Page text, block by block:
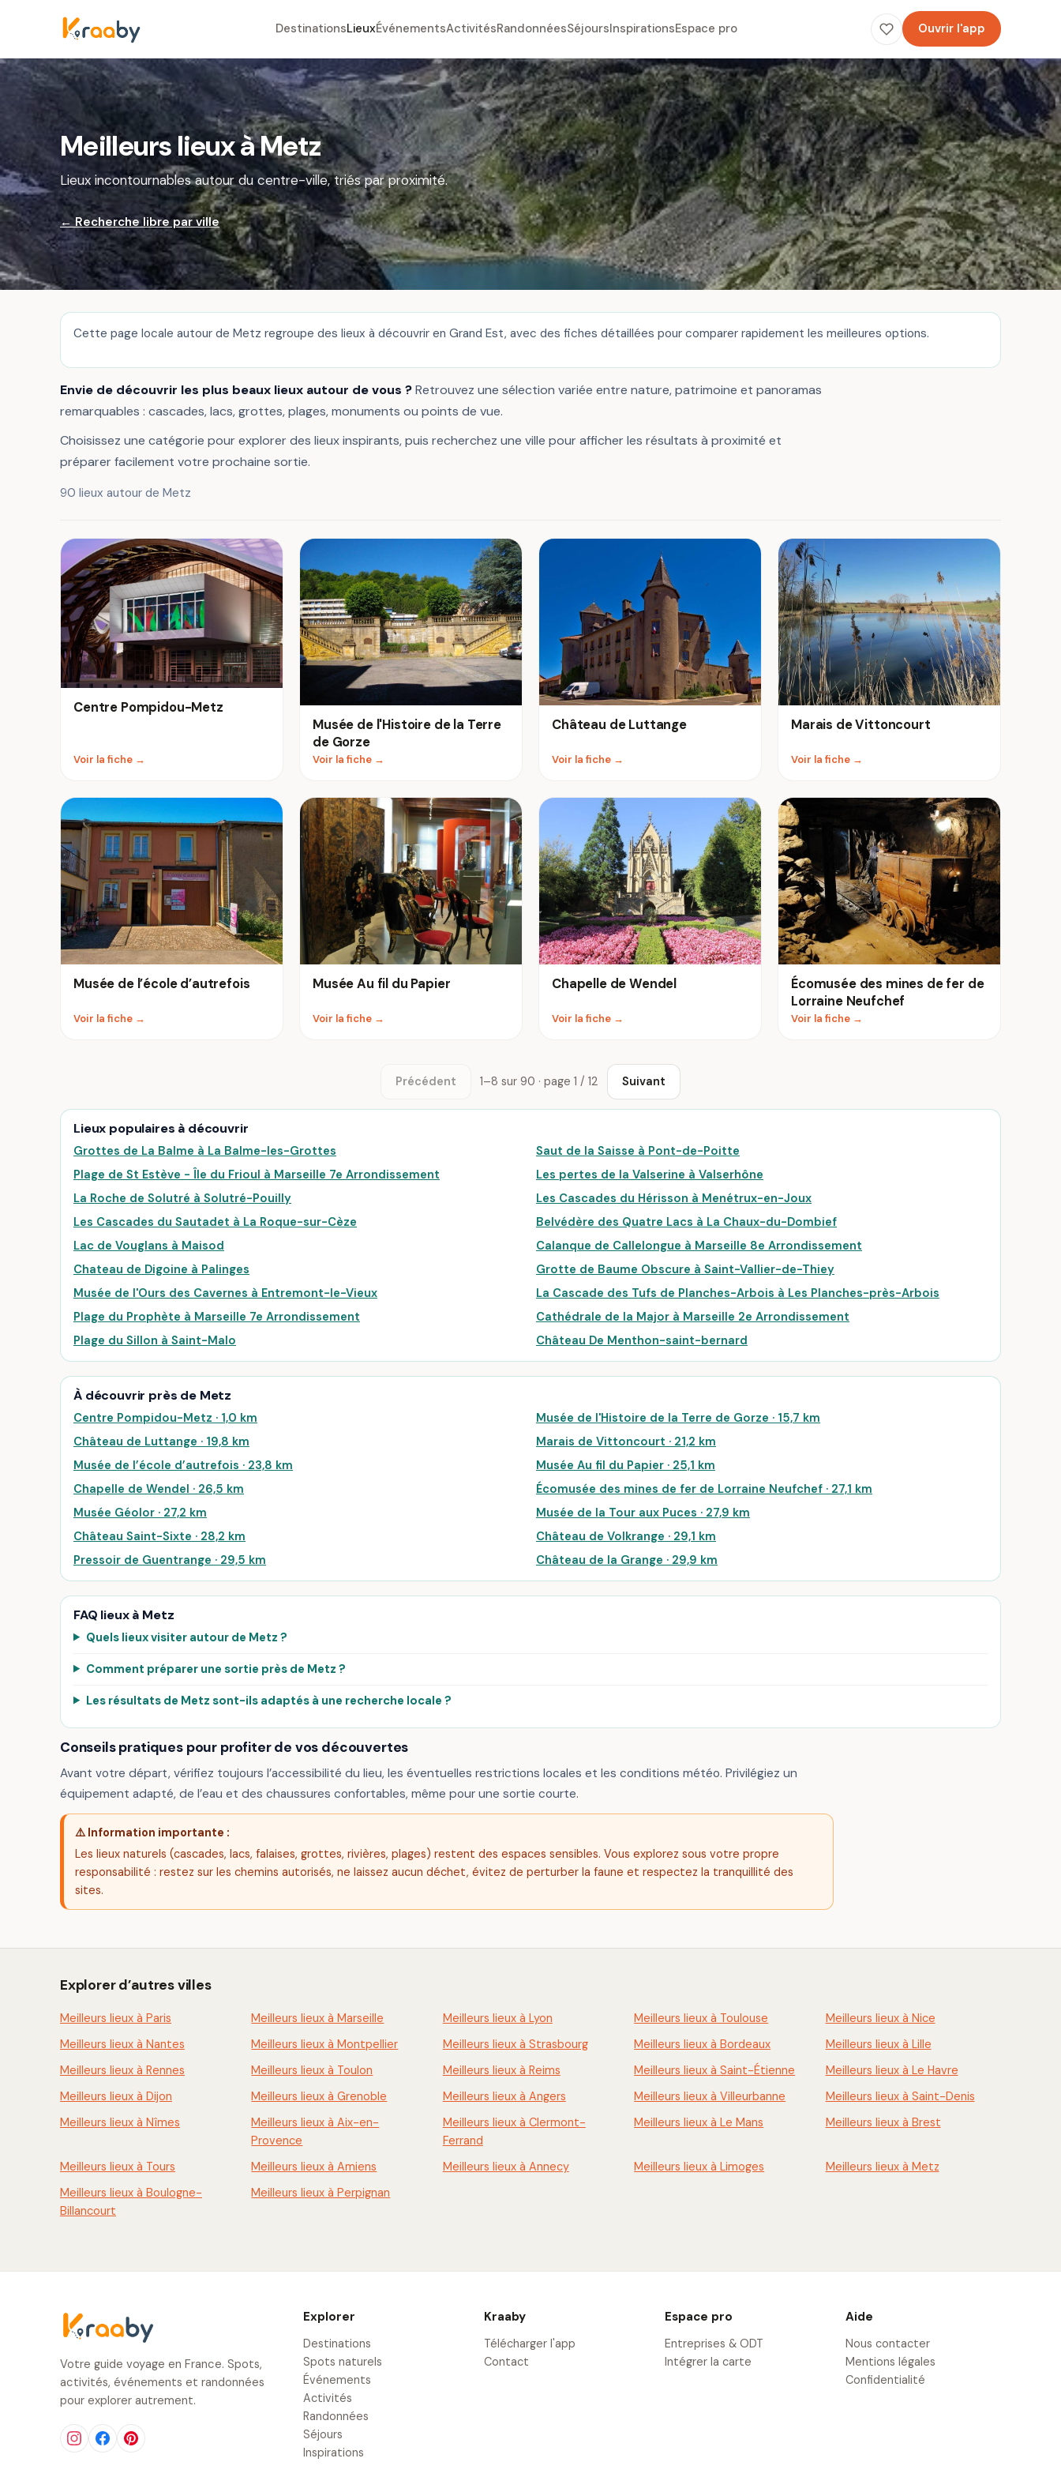
DestinationsLieuxÉvénementsActivitésRandonnéesSéjoursInspirationsEspace pro Ouvrir l'app
Meilleurs lieux à Metz
Lieux incontournables autour du centre-ville, triés par proximité.
← Recherche libre par ville
Cette page locale autour de Metz regroupe des lieux à découvrir en Grand Est, avec des fiches détaillées pour comparer rapidement les meilleures options.
Envie de découvrir les plus beaux lieux autour de vous ?Retrouvez une sélection variée entre nature, patrimoine et panoramas
remarquables : cascades, lacs, grottes, plages, monuments ou points de vue.
Choisissez une catégorie pour explorer des lieux inspirants, puis recherchez une ville pour afficher les résultats à proximité et
préparer facilement votre prochaine sortie.
90 lieux autour de Metz
Centre Pompidou-Metz
Voir la fiche →
Musée de l'Histoire de la Terre
de Gorze
Voir la fiche →
Château de Luttange
Voir la fiche →
Marais de Vittoncourt
Voir la fiche →
Musée de l’école d’autrefois
Voir la fiche →
Musée Au fil du Papier
Voir la fiche →
Chapelle de Wendel
Voir la fiche →
Écomusée des mines de fer de
Lorraine Neufchef
Voir la fiche →
Précédent 1–8 sur 90 · page 1 / 12 Suivant
Lieux populaires à découvrir
Grottes de La Balme à La Balme-les-Grottes
Saut de la Saisse à Pont-de-Poitte
Plage de St Estève - Île du Frioul à Marseille 7e Arrondissement
Les pertes de la Valserine à Valserhône
La Roche de Solutré à Solutré-Pouilly
Les Cascades du Hérisson à Menétrux-en-Joux
Les Cascades du Sautadet à La Roque-sur-Cèze
Belvédère des Quatre Lacs à La Chaux-du-Dombief
Lac de Vouglans à Maisod
Calanque de Callelongue à Marseille 8e Arrondissement
Chateau de Digoine à Palinges
Grotte de Baume Obscure à Saint-Vallier-de-Thiey
Musée de l'Ours des Cavernes à Entremont-le-Vieux
La Cascade des Tufs de Planches-Arbois à Les Planches-près-Arbois
Plage du Prophète à Marseille 7e Arrondissement
Cathédrale de la Major à Marseille 2e Arrondissement
Plage du Sillon à Saint-Malo
Château De Menthon-saint-bernard
À découvrir près de Metz
Centre Pompidou-Metz · 1,0 km
Musée de l'Histoire de la Terre de Gorze · 15,7 km
Château de Luttange · 19,8 km
Marais de Vittoncourt · 21,2 km
Musée de l’école d’autrefois · 23,8 km
Musée Au fil du Papier · 25,1 km
Chapelle de Wendel · 26,5 km
Écomusée des mines de fer de Lorraine Neufchef · 27,1 km
Musée Géolor · 27,2 km
Musée de la Tour aux Puces · 27,9 km
Château Saint-Sixte · 28,2 km
Château de Volkrange · 29,1 km
Pressoir de Guentrange · 29,5 km
Château de la Grange · 29,9 km
FAQ lieux à Metz
Quels lieux visiter autour de Metz ?
Comment préparer une sortie près de Metz ?
Les résultats de Metz sont-ils adaptés à une recherche locale ?
Conseils pratiques pour profiter de vos découvertes
Avant votre départ, vérifiez toujours l’accessibilité du lieu, les éventuelles restrictions locales et les conditions météo. Privilégiez un
équipement adapté, de l’eau et des chaussures confortables, même pour une sortie courte.
⚠️ Information importante :
Les lieux naturels (cascades, lacs, falaises, grottes, rivières, plages) restent des espaces sensibles. Vous explorez sous votre propre
responsabilité : restez sur les chemins autorisés, ne laissez aucun déchet, évitez de perturber la faune et respectez la tranquillité des
sites.
Explorer d’autres villes
Meilleurs lieux à Paris Meilleurs lieux à Marseille Meilleurs lieux à Lyon Meilleurs lieux à Toulouse
Meilleurs lieux à Nice
Meilleurs lieux à Nantes
Meilleurs lieux à Montpellier Meilleurs lieux à Strasbourg Meilleurs lieux à Bordeaux
Meilleurs lieux à Lille
Meilleurs lieux à Rennes
Meilleurs lieux à Toulon Meilleurs lieux à Reims Meilleurs lieux à Saint-Étienne
Meilleurs lieux à Le Havre
Meilleurs lieux à Dijon
Meilleurs lieux à Grenoble Meilleurs lieux à Angers Meilleurs lieux à Villeurbanne
Meilleurs lieux à Saint-Denis
Meilleurs lieux à Nîmes
Meilleurs lieux à Aix-en-
Provence
Meilleurs lieux à Clermont-
Ferrand
Meilleurs lieux à Le Mans Meilleurs lieux à Brest
Meilleurs lieux à Tours Meilleurs lieux à Amiens Meilleurs lieux à Annecy Meilleurs lieux à Limoges
Meilleurs lieux à Metz
Meilleurs lieux à Boulogne-
Billancourt
Meilleurs lieux à Perpignan
Votre guide voyage en France. Spots,
activités, événements et randonnées
pour explorer autrement.
Explorer
Destinations
Spots naturels
Événements
Activités
Randonnées
Séjours
Inspirations
Kraaby
Télécharger l'app
Contact
Espace pro
Entreprises & ODT
Intégrer la carte
Aide
Nous contacter
Mentions légales
Confidentialité